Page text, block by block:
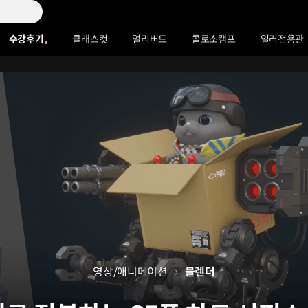
수강후기 클래스컷 얼리버드 콜로소캠프 일러전용관
영상/애니메이션 블렌더